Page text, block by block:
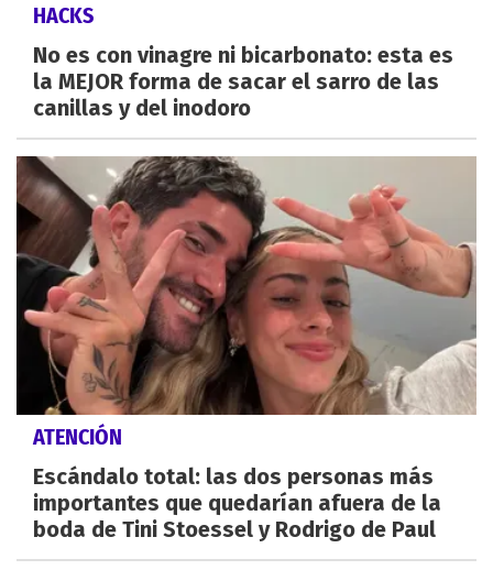
HACKS
No es con vinagre ni bicarbonato: esta es
la MEJOR forma de sacar el sarro de las
canillas y del inodoro
ATENCIÓN
Escándalo total: las dos personas más
importantes que quedarían afuera de la
boda de Tini Stoessel y Rodrigo de Paul